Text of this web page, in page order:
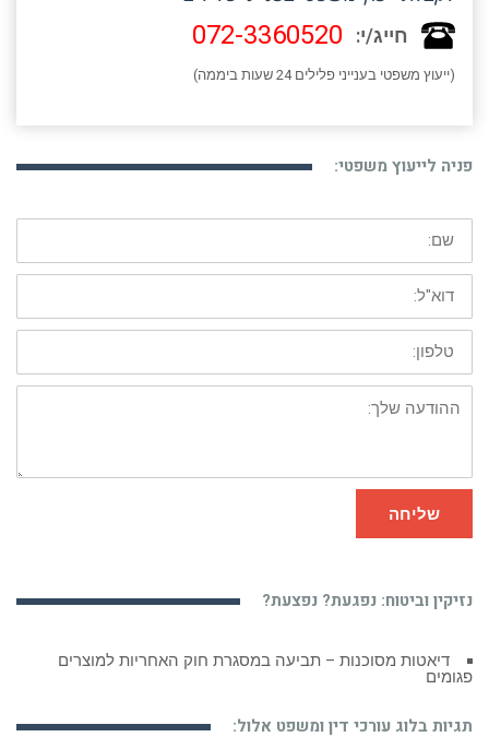
חייג/י: 072-3360520
(ייעוץ משפטי בענייני פלילים 24 שעות ביממה)
פניה לייעוץ משפטי:
שם:
דוא"ל:
טלפון:
ההודעה
שלך:
שליחה
נזיקין וביטוח: נפגעת? נפצעת?
דיאטות מסוכנות – תביעה במסגרת חוק האחריות למוצרים
פגומים
תגיות בלוג עורכי דין ומשפט אלול: